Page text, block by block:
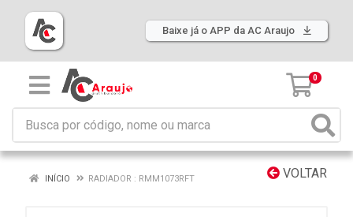
Baixe já o APP da AC Araujo
0
VOLTAR
INÍCIO RADIADOR : RMM1073RFT